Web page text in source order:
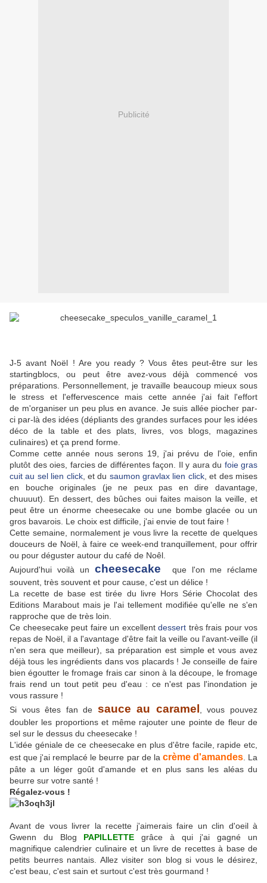
Publicité
J-5 avant Noël ! Are you ready ? Vous êtes peut-être sur les
startingblocs, ou peut être avez-vous déjà commencé vos
préparations. Personnellement, je travaille beaucoup mieux sous
le stress et l'effervescence mais cette année j'ai fait l'effort
de m'organiser un peu plus en avance. Je suis allée piocher par-
ci par-là des idées (dépliants des grandes surfaces pour les idées
déco de la table et des plats, livres, vos blogs, magazines
culinaires) et ça prend forme.
Comme cette année nous serons 19, j'ai prévu de l'oie, enfin
plutôt des oies, farcies de différentes façon. Il y aura du foie gras
cuit au sel lien click, et du saumon gravlax lien click, et des mises
en bouche originales (je ne peux pas en dire davantage,
chuuuut). En dessert, des bûches oui faites maison la veille, et
peut être un énorme cheesecake ou une bombe glacée ou un
gros bavarois. Le choix est difficile, j'ai envie de tout faire !
Cette semaine, normalement je vous livre la recette de quelques
douceurs de Noël, à faire ce week-end tranquillement, pour offrir
ou pour déguster autour du café de Noêl.
Aujourd'hui voilà un
cheesecake
que l'on me réclame
souvent, très souvent et pour cause, c'est un délice !
La recette de base est tirée du livre Hors Série Chocolat des
Editions Marabout mais je l'ai tellement modifiée qu'elle ne s'en
rapproche que de très loin.
Ce cheesecake peut faire un excellent dessert très frais pour vos
repas de Noël, il a l'avantage d'être fait la veille ou l'avant-veille (il
n'en sera que meilleur), sa préparation est simple et vous avez
déjà tous les ingrédients dans vos placards ! Je conseille de faire
bien égoutter le fromage frais car sinon à la découpe, le fromage
frais rend un tout petit peu d'eau : ce n'est pas l'inondation je
vous rassure !
Si vous êtes fan de sauce au caramel
, vous pouvez
doubler les proportions et même rajouter une pointe de fleur de
sel sur le dessus du cheesecake !
L'idée géniale de ce cheesecake en plus d'être facile, rapide etc,
est que j'ai remplacé le beurre par de la crème d'amandes. La
pâte a un léger goût d'amande et en plus sans les aléas du
beurre sur votre santé !
Régalez-vous !
Avant de vous livrer la recette j'aimerais faire un clin d'oeil à
Gwenn du Blog PAPILLETTE grâce à qui j'ai gagné un
magnifique calendrier culinaire et un livre de recettes à base de
petits beurres nantais. Allez visiter son blog si vous le désirez,
c'est beau, c'est sain et surtout c'est très gourmand !